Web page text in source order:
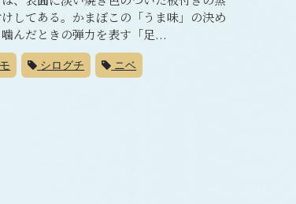
してある。かまぼこの「うま味」の決め
んだときの弾力を表す「足...
シログチ ニベ